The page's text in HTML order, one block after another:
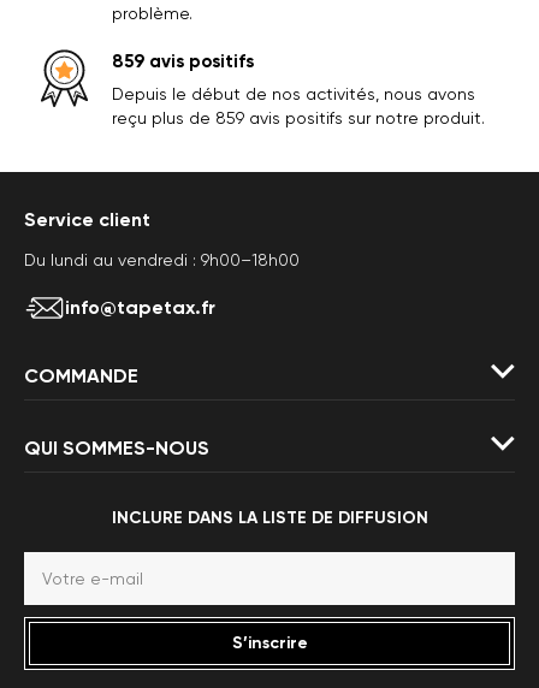
problème.
859 avis positifs
Depuis le début de nos activités, nous avons
reçu plus de 859 avis positifs sur notre produit.
Service client
Du lundi au vendredi : 9h00–18h00
info@tapetax.fr
COMMANDE
QUI SOMMES-NOUS
INCLURE DANS LA LISTE DE DIFFUSION
S’inscrire